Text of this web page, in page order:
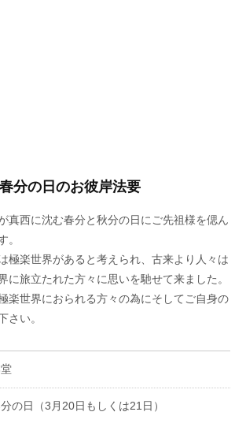
春分の日のお彼岸法要
真西に沈む春分と秋分の日にご先祖様を偲ん
。
極楽世界があると考えられ、古来より人々は
に旅立たれた方々に思いを馳せて来ました。
楽世界におられる方々の為にそしてご自身の
さい。
の日（3月20日もしくは21日）